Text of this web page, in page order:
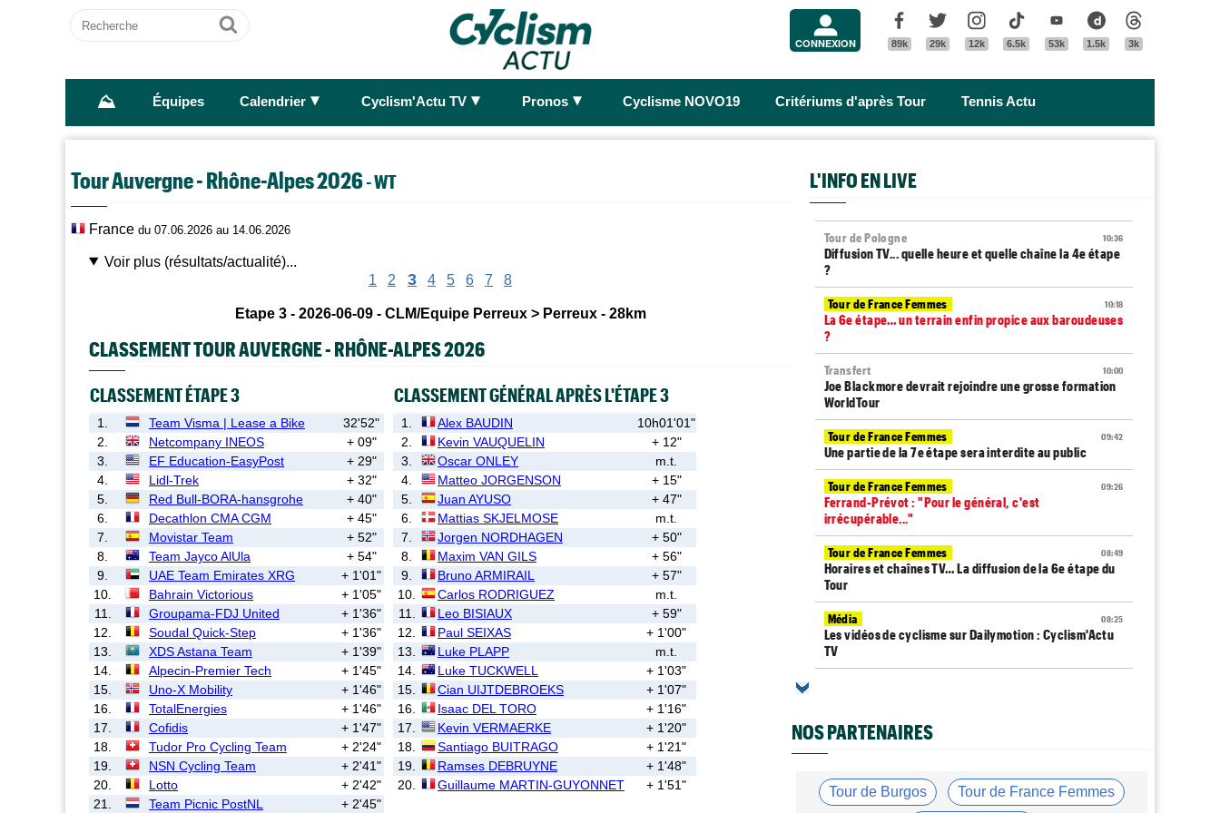
Recherche
Ok CONNEXION
Facebook
89k
Twitter
29k
Instagram
12k
Tik Tok
6.5k
Youtube
53k
Dailymotion
1.5k 3k
⛰ Équipes Calendrier ► Cyclism'Actu TV ► Pronos ► Cyclisme NOVO19 Critériums d'après Tour Tennis Actu
Tour Auvergne - Rhône-Alpes 2026- WT
France du 07.06.2026 au 14.06.2026
Voir plus (résultats/actualité)...
1
2 3 4 5 6 7 8
Etape 3 - 2026-06-09 - CLM/Equipe Perreux > Perreux - 28km
CLASSEMENT TOUR AUVERGNE - RHÔNE-ALPES 2026
CLASSEMENT ÉTAPE 3
1. Team Visma | Lease a Bike
32'52"
2.
Netcompany INEOS
+ 09"
3.
EF Education-EasyPost
+ 29"
4.
Lidl-Trek
+ 32"
5.
Red Bull-BORA-hansgrohe
+ 40"
6.
Decathlon CMA CGM
+ 45"
7.
Movistar Team
+ 52"
8.
Team Jayco AlUla
+ 54"
9.
UAE Team Emirates XRG
+ 1'01"
10.
Bahrain Victorious
+ 1'05"
11.
Groupama-FDJ United
+ 1'36"
12.
Soudal Quick-Step
+ 1'36"
13.
XDS Astana Team
+ 1'39"
14.
Alpecin-Premier Tech
+ 1'45"
15.
Uno-X Mobility
+ 1'46"
16.
TotalEnergies
+ 1'46"
17.
Cofidis
+ 1'47"
18.
Tudor Pro Cycling Team
+ 2'24"
19.
NSN Cycling Team
+ 2'41"
20.
Lotto
+ 2'42"
21.
Team Picnic PostNL
+ 2'45"
CLASSEMENT GÉNÉRAL APRÈS L'ÉTAPE 3
1. Alex BAUDIN
10h01'01"
2.
Kevin VAUQUELIN
+ 12"
3.
Oscar ONLEY
m.t.
4.
Matteo JORGENSON
+ 15"
5.
Juan AYUSO
+ 47"
6.
Mattias SKJELMOSE
m.t.
7.
Jorgen NORDHAGEN
+ 50"
8.
Maxim VAN GILS
+ 56"
9.
Bruno ARMIRAIL
+ 57"
10.
Carlos RODRIGUEZ
m.t.
11.
Leo BISIAUX
+ 59"
12.
Paul SEIXAS
+ 1'00"
13.
Luke PLAPP
m.t.
14.
Luke TUCKWELL
+ 1'03"
15.
Cian UIJTDEBROEKS
+ 1'07"
16.
Isaac DEL TORO
+ 1'16"
17.
Kevin VERMAERKE
+ 1'20"
18.
Santiago BUITRAGO
+ 1'21"
19.
Ramses DEBRUYNE
+ 1'48"
20.
Guillaume MARTIN-GUYONNET + 1'51"
L'INFO EN LIVE
10:36
Tour de Pologne
Diffusion TV... quelle heure et quelle chaîne la 4e étape
?
10:18
Tour de France Femmes
La 6e étape… un terrain enfin propice aux baroudeuses
?
10:00
Transfert
Joe Blackmore devrait rejoindre une grosse formation
WorldTour
09:42
Tour de France Femmes
Une partie de la 7e étape sera interdite au public
09:26
Tour de France Femmes
Ferrand-Prévot : "Pour le général, c'est
irrécupérable..."
08:49
Tour de France Femmes
Horaires et chaînes TV… La diffusion de la 6e étape du
Tour
08:25
Média
Les vidéos de cyclisme sur Dailymotion : Cyclism'Actu
TV
Tour de Burgos
A quelle heure et sur quelle chaîne suivre la 3e étape à
07:33
Agenda
NOS PARTENAIRES
Tour de Burgos Tour de France Femmes